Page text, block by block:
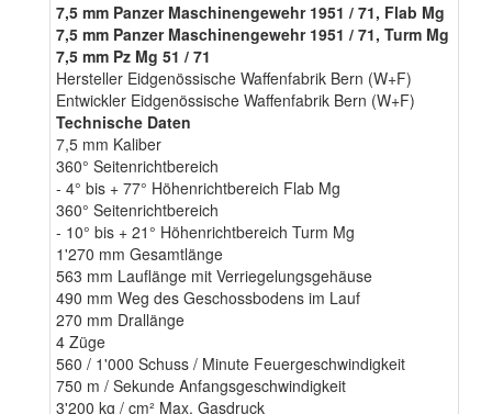
7,5 mm Panzer Maschinengewehr 1951 / 71, Flab Mg
7,5 mm Panzer Maschinengewehr 1951 / 71, Turm Mg
7,5 mm Pz Mg 51 / 71
Hersteller Eidgenössische Waffenfabrik Bern (W+F)
Entwickler Eidgenössische Waffenfabrik Bern (W+F)
Technische Daten
7,5 mm Kaliber
360° Seitenrichtbereich
- 4° bis + 77° Höhenrichtbereich Flab Mg
360° Seitenrichtbereich
- 10° bis + 21° Höhenrichtbereich Turm Mg
1'270 mm Gesamtlänge
563 mm Lauflänge mit Verriegelungsgehäuse
490 mm Weg des Geschossbodens im Lauf
270 mm Drallänge
4 Züge
560 / 1'000 Schuss / Minute Feuergeschwindigkeit
750 m / Sekunde Anfangsgeschwindigkeit
3'200 kg / cm² Max. Gasdruck